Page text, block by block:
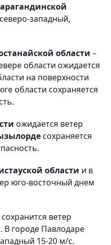
западный,
области –
области ожидается
на поверхности
области сохраняется
ожидается ветер
сохраняется
области и в
юго-восточный днем
сохранится ветер
В городе Павлодаре
15-20 м/с.